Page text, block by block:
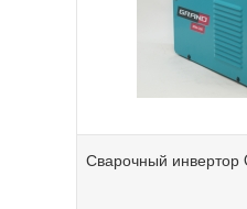
Сварочный инвертор